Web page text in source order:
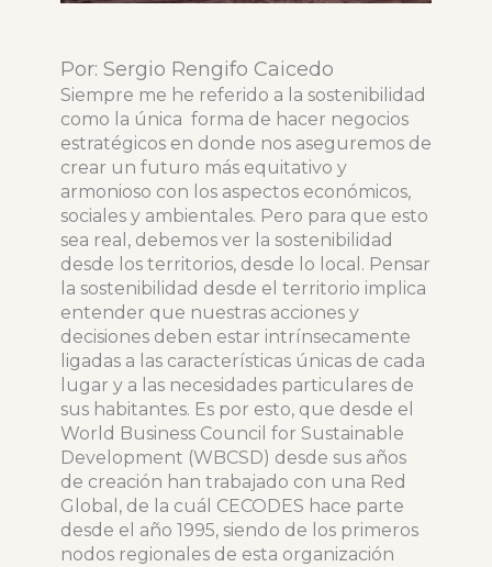
Por: Sergio Rengifo Caicedo
Siempre me he referido a la sostenibilidad
como la única forma de hacer negocios
estratégicos en donde nos aseguremos de
crear un futuro más equitativo y
armonioso con los aspectos económicos,
sociales y ambientales. Pero para que esto
sea real, debemos ver la sostenibilidad
desde los territorios, desde lo local. Pensar
la sostenibilidad desde el territorio implica
entender que nuestras acciones y
decisiones deben estar intrínsecamente
ligadas a las características únicas de cada
lugar y a las necesidades particulares de
sus habitantes. Es por esto, que desde el
World Business Council for Sustainable
Development (WBCSD) desde sus años
de creación han trabajado con una Red
Global, de la cuál CECODES hace parte
desde el año 1995, siendo de los primeros
nodos regionales de esta organización